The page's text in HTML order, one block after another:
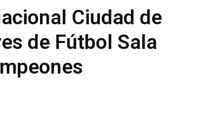
Ciudad de
de Fútbol Sala